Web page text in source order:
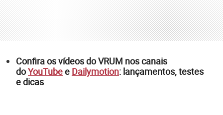
Confira os vídeos do VRUM nos canais
doYouTubee Dailymotion: lançamentos, testes
e dicas